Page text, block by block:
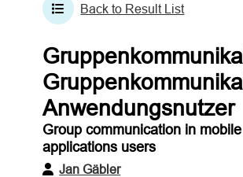
Back to Result List
Anwendungsnutzer
Group communication in
applications users
Jan Gäbler